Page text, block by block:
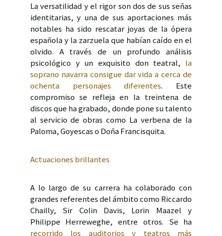
La versatilidad y el rigor son dos de sus señas
identitarias, y una de sus aportaciones más
notables ha sido rescatar joyas de la ópera
española y la zarzuela que habían caído en el
olvido. A través de un profundo análisis
psicológico y un exquisito don teatral, la
soprano navarra consigue dar vida a cerca de
ochenta personajes diferentes. Este
compromiso se refleja en la treintena de
discos que ha grabado, donde pone su talento
al servicio de obras como La verbena de la
Paloma, Goyescas o Doña Francisquita.
Actuaciones brillantes
A lo largo de su carrera ha colaborado con
grandes referentes del ámbito como Riccardo
Chailly, Sir Colin Davis, Lorin Maazel y
Philippe Herreweghe, entre otros. Se ha
recorrido los auditorios y teatros más